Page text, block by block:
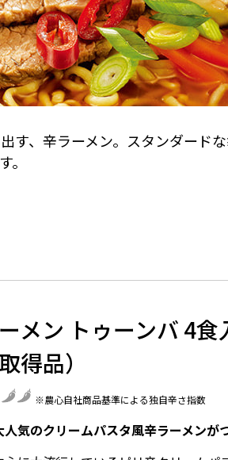
す、辛ラーメン。スタンダード
メン トゥーンバ 4
得品）
※農心自社商品基準による独自辛さ指数
気のクリームパスタ風辛ラーメンが